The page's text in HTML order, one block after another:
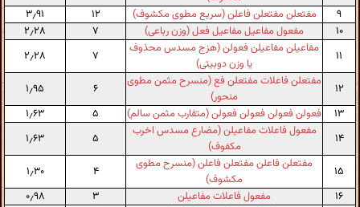
۹
مفتعلن مفتعلن فاعلن (سریع مطوی مکشوف) ۱۲
۳٫۹۱
۱۰
مفعول مفاعیل مفاعیل فعل (وزن رباعی) ۷
۲٫۲۸
۱۱
مفاعیلن مفاعیلن فعولن (هزج مسدس محذوف
یا وزن دوبیتی)
۷ ۲٫۲۸
۱۲
مفتعلن فاعلات مفتعلن فع (منسرح مثمن مطوی
منحور)
۶
۱٫۹۵
۱۳
فعولن فعولن فعولن فعولن (متقارب مثمن سالم) ۵
۱٫۶۳
۱۴
مفعول فاعلات مفاعیلن (مضارع مسدس اخرب
مکفوف)
۵ ۱٫۶۳
۱۵
مفتعلن فاعلن مفتعلن فاعلن (منسرح مطوی
مکشوف)
۴
۱٫۳۰
۱۶
مفعول فاعلات مفاعیلن ۳
۰٫۹۸